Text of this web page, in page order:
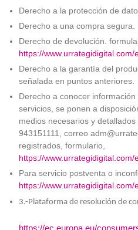
Derecho a la protección de
Derecho a una compra segura.
Derecho de devolución.
https://www.urrategidigital.com/
Derecho a la garantía del
señalada en puntos anteriores.
Derecho a conocer
servicios, se ponen a
medios necesarios y
943151111, correo
registrados, formulario,
https://www.urrategidigital.com/
Para servicio postventa o
https://www.urrategidigital.com/
3.-Plataforma de resolución de